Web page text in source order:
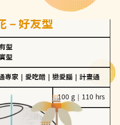
－好友型
型
型
專家 愛吃醋 戀愛腦 計畫通
100 g｜110 hrs
友型